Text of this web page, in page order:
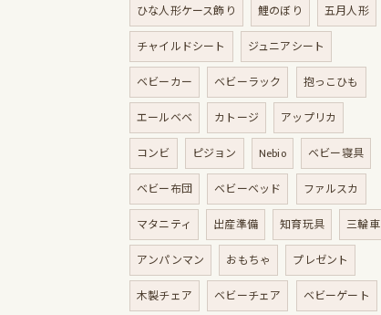
ひな人形ケース飾り
鯉のぼり
五月人形
チャイルドシート
ジュニアシート
ベビーカー
ベビーラック
抱っこひも
エールベベ
カトージ
アップリカ
コンビ
ピジョン Nebio
ベビー寝具
ベビー布団
ベビーベッド
ファルスカ
マタニティ
出産準備 知育玩具
三輪車
アンパンマン
おもちゃ
プレゼント
木製チェア
ベビーチェア
ベビーゲート